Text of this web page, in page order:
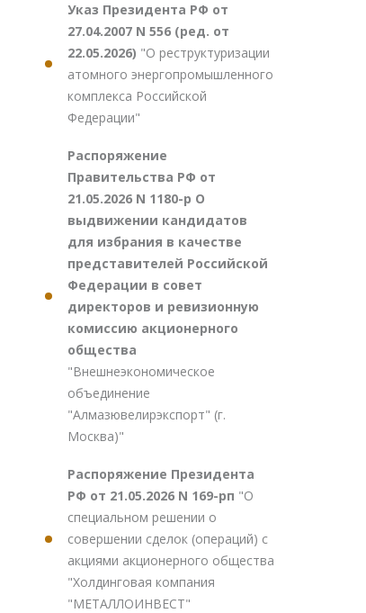
Указ Президента РФ от
27.04.2007 N 556 (ред. от
22.05.2026) "О реструктуризации
атомного энергопромышленного
комплекса Российской
Федерации"
Распоряжение
Правительства РФ от
21.05.2026 N 1180-р О
выдвижении кандидатов
для избрания в качестве
представителей Российской
Федерации в совет
директоров и ревизионную
комиссию акционерного
общества
"Внешнеэкономическое
объединение
"Алмазювелирэкспорт" (г.
Москва)"
Распоряжение Президента
РФ от 21.05.2026 N 169-рп "О
специальном решении о
совершении сделок (операций) с
акциями акционерного общества
"Холдинговая компания
"МЕТАЛЛОИНВЕСТ"